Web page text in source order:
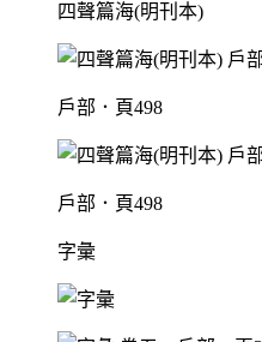
四聲篇海(明刊本)
戶部．頁498
戶部．頁498
字彙